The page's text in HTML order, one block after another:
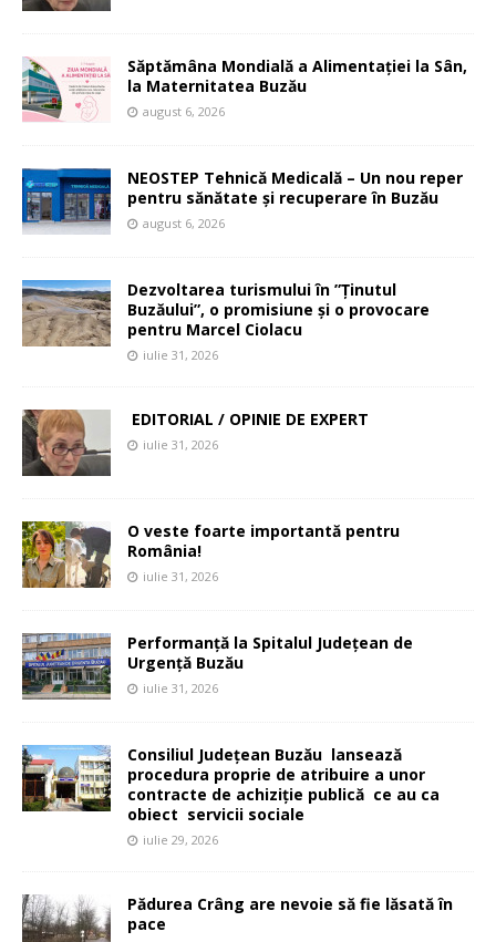
Săptămâna Mondială a Alimentației la Sân,
la Maternitatea Buzău
august 6, 2026
NEOSTEP Tehnică Medicală – Un nou reper
pentru sănătate și recuperare în Buzău
august 6, 2026
Dezvoltarea turismului în ”Ținutul
Buzăului”, o promisiune și o provocare
pentru Marcel Ciolacu
iulie 31, 2026
EDITORIAL / OPINIE DE EXPERT
iulie 31, 2026
O veste foarte importantă pentru
România!
iulie 31, 2026
Performanță la Spitalul Județean de
Urgență Buzău
iulie 31, 2026
Consiliul Județean Buzău lansează
procedura proprie de atribuire a unor
contracte de achiziție publică ce au ca
obiect servicii sociale
iulie 29, 2026
Pădurea Crâng are nevoie să fie lăsată în
pace